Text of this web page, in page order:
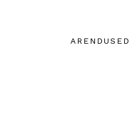
ARENDUSED